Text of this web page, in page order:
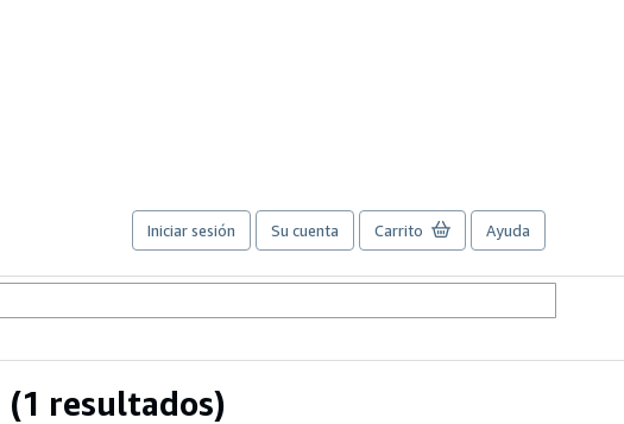
Iniciar sesión Su cuenta Carrito Ayuda
(1 resultados)